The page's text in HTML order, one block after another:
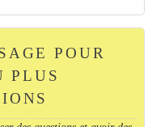
POUR
PLUS